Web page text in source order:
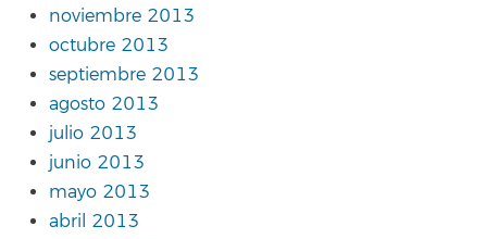
noviembre 2013
octubre 2013
septiembre 2013
agosto 2013
julio 2013
junio 2013
mayo 2013
abril 2013